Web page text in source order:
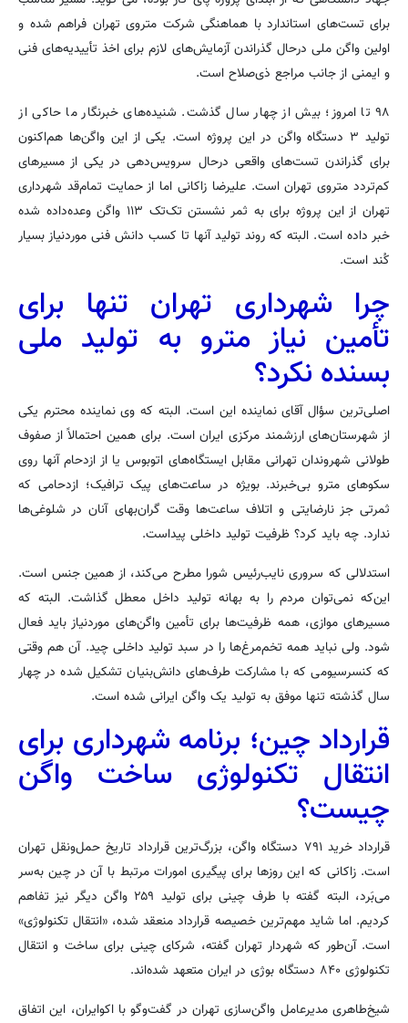
برای تست‌های استاندارد با هماهنگی شرکت متروی تهران فراهم شده و
اولین واگن ملی درحال گذراندن آزمایش‌های لازم برای اخذ تأییدیه‌های فنی
و ایمنی از جانب مراجع ذی‌صلاح است.
۹۸ تا امروز؛ بیش از چهار سال گذشت. شنیده‌های خبرنگار ما حاکی از
تولید ۳ دستگاه واگن در این پروژه است. یکی از این واگن‌ها هم‌اکنون
برای گذراندن تست‌های واقعی درحال سرویس‌دهی در یکی از مسیرهای
کم‌تردد متروی تهران است. علیرضا زاکانی اما از حمایت تمام‌قد شهرداری
تهران از این پروژه برای به ثمر نشستن تک‌تک ۱۱۳ واگن وعده‌داده شده
خبر داده است. البته که روند تولید آنها تا کسب دانش فنی موردنیاز بسیار
کُند است.
چرا شهرداری تهران تنها برای
تأمین نیاز مترو به تولید ملی
بسنده نکرد؟
اصلی‌ترین سؤال آقای نماینده این است. البته که وی نماینده محترم یکی
از شهرستان‌های ارزشمند مرکزی ایران است. برای همین احتمالاً از صفوف
طولانی شهروندان تهرانی مقابل ایستگاه‌های اتوبوس یا از ازدحام آنها روی
سکوهای مترو بی‌خبرند. بویژه در ساعت‌های پیک ترافیک؛ ازدحامی که
ثمرتی جز نارضایتی و اتلاف ساعت‌ها وقت گران‌بهای آنان در شلوغی‌ها
ندارد. چه باید کرد؟ ظرفیت تولید داخلی پیداست.
استدلالی که سروری نایب‌رئیس شورا مطرح می‌کند، از همین جنس است.
این‌که نمی‌توان مردم را به بهانه تولید داخل معطل گذاشت. البته که
مسیرهای موازی، همه ظرفیت‌ها برای تأمین واگن‌های موردنیاز باید فعال
شود. ولی نباید همه تخم‌مرغ‌ها را در سبد تولید داخلی چید. آن‌ هم وقتی
که کنسرسیومی که با مشارکت طرف‌های دانش‌بنیان تشکیل شده در چهار
سال گذشته تنها موفق به تولید یک واگن ایرانی شده است.
قرارداد چین؛ برنامه شهرداری برای
انتقال تکنولوژی ساخت واگن
چیست؟
قرارداد خرید ۷۹۱ دستگاه واگن، بزرگ‌ترین قرارداد تاریخ حمل‌ونقل تهران
است. زاکانی که این روزها برای پیگیری امورات مرتبط با آن در چین به‌سر
می‌بَرد، البته گفته با طرف چینی برای تولید ۲۵۹ واگن دیگر نیز تفاهم
کردیم. اما شاید مهم‌ترین خصیصه قرارداد منعقد شده، «انتقال تکنولوژی»
است. آن‌طور که شهردار تهران گفته، شرکای چینی برای ساخت و انتقال
تکنولوژی ۸۴۰ دستگاه بوژی در ایران متعهد شده‌اند.
شیخ‌طاهری مدیرعامل واگن‌سازی تهران در گفت‌وگو با اکوایران، این اتفاق